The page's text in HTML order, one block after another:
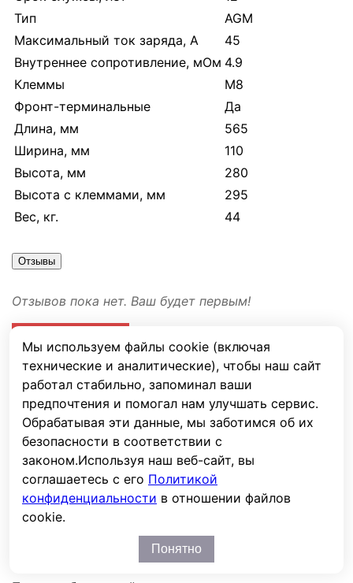
Мы используем файлы cookie (включая
технические и аналитические), чтобы наш сайт
работал стабильно, запоминал ваши
предпочтения и помогал нам улучшать сервис.
Обрабатывая эти данные, мы заботимся об их
безопасности в соответствии с
законом.Используя наш веб-сайт, вы
соглашаетесь с его Политикой
конфиденциальности в отношении файлов
cookie.
Понятно
Тип
AGM
Максимальный ток заряда, А
45
Внутреннее сопротивление, мОм 4.9
Клеммы
M8
Фронт-терминальные
Да
Длина, мм
565
Ширина, мм
110
Высота, мм
280
Высота с клеммами, мм
295
Вес, кг.
44
Отзывы
Отзывов пока нет. Ваш будет первым!
Ваша оценка
Имя
E-mail
Сообщение
Капча